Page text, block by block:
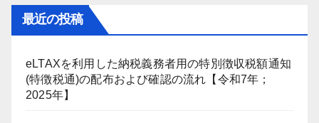
最近の投稿
eLTAXを利用した納税義務者用の特別徴収税額通知
(特徴税通)の配布および確認の流れ【令和7年；
2025年】